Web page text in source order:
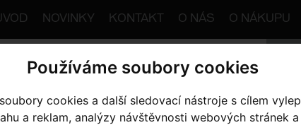
Používáme soubory cookies
cookies a další sledovací nástroje s cílem
a reklam, analýzy návštěvnosti webových stránek
NOVINKY KONTAKT O NÁS O NÁKUPU
Výbava pro jezdce Batohy uzávěr Camelbak